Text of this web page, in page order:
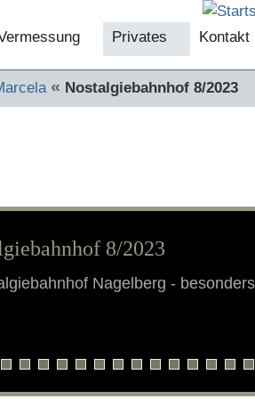
« Nostalgiebahnhof 8/2023
8/2023
Nagelberg -
Privates Kontakt